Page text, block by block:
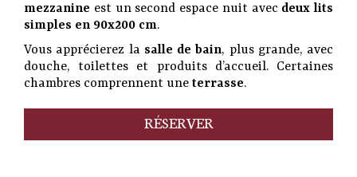
mezzanine est un second espace nuit avec deux lits
simples en 90x200 cm.
Vous apprécierez la salle de bain, plus grande, avec
douche, toilettes et produits d’accueil. Certaines
chambres comprennent une terrasse.
RÉSERVER